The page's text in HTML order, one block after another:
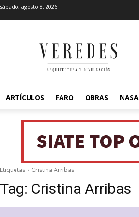
sábado, agosto 8, 2026
ARTÍCULOS FARO OBRAS NASA
Etiquetas Cristina Arribas
Tag: Cristina Arribas